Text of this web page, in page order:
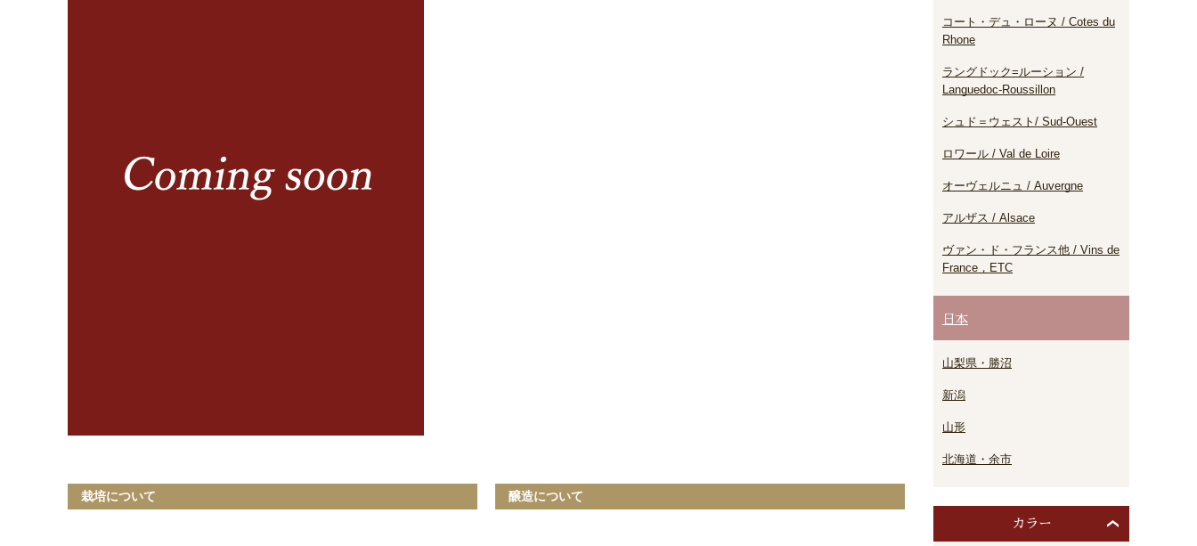
栽培について 醸造について
コート・デュ・ローヌ / Cotes du
Rhone
ラングドック=ルーション /
Languedoc-Roussillon
シュド＝ウェスト/ Sud-Ouest
ロワール / Val de Loire
オーヴェルニュ / Auvergne
アルザス / Alsace
ヴァン・ド・フランス他 / Vins de
France，ETC
日本
山梨県・勝沼
新潟
山形
北海道・余市
カラー